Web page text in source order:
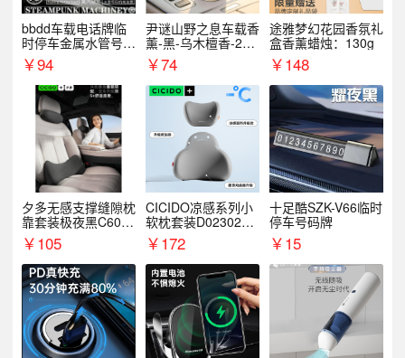
bbdd车载电话牌临
时停车金属水管号码
牌可隐藏创意趣味
￥94
尹谜山野之息车载香
薰-黑-乌木檀香-200
g￥74
途雅梦幻花园香氛礼
盒香薰蜡烛：130g
￥148
夕多无感支撑缝隙枕
靠套装极夜黑C6003
+C6004
￥105
CICIDO凉感系列小
软枕套装D023021+
D033031
￥172
十足酷SZK-V66临时
停车号码牌
￥15